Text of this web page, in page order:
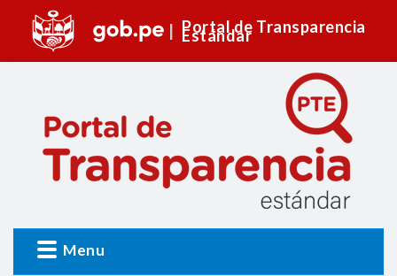
Portal de Transparencia
Estándar
Menu